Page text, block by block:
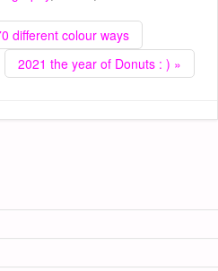
different colour ways
2021 the year of Donuts : ) »